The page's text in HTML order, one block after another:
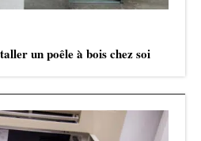
un poêle à bois chez soi